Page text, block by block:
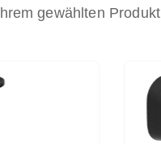
gewählten Produkt